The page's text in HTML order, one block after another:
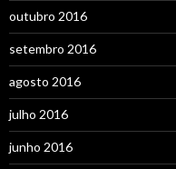
outubro 2016
setembro 2016
agosto 2016
julho 2016
junho 2016